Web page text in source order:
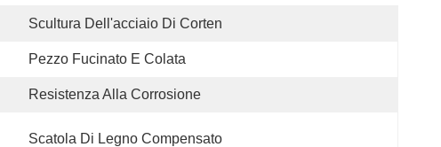
Scultura Dell'acciaio Di Corten
Pezzo Fucinato E Colata
Resistenza Alla Corrosione
Scatola Di Legno Compensato